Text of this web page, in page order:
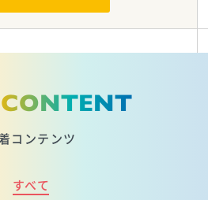
コンテンツ
すべて